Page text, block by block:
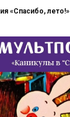
«Спасибо, лето!»